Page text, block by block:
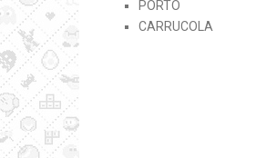
PORTO
CARRUCOLA